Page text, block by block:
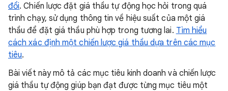
đổi. Chiến lược đặt giá thầu tự động học hỏi trong quá
trình chạy, sử dụng thông tin về hiệu suất của một giá
thầu để đặt giá thầu phù hợp trong tương lai. Tìm hiểu
cách xác định một chiến lược giá thầu dựa trên các mục
tiêu.
Bài viết này mô tả các mục tiêu kinh doanh và chiến lược
giá thầu tự động giúp bạn đạt được từng mục tiêu một